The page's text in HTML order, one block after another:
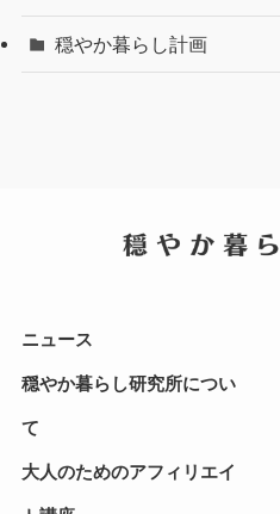
穏やか暮らし計画
ニュース
穏やか暮らし研究所につい
て
大人のためのアフィリエイ